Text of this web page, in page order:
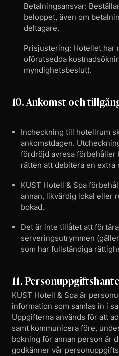
Betalningsansvar:
beloppet, även om
deltagare.
Prisjustering: Hotellet har
oförutsedda
myndighetsbeslut).
10. Ankomst och
Incheckning till hotellrum
ankomstdagen.
fördröjd avresa förbehåller
rätten att debitera en extra
KUST Hotell & Spa
annan, likvärdig lokal eller
bokad.
Det är inte tillåtet att
serveringsutrymmen
som har fullständiga
11.
KUST Hotell & Spa är
information som samlas in i
Uppgifterna används för att
samt kommunicera före,
bokning för annan person är
godkänner vår